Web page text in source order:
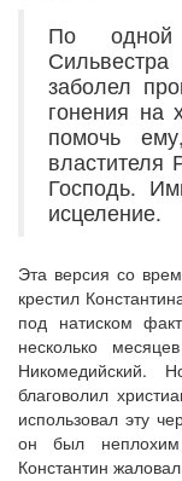
По одной
заболел
гонения на
помочь
властителя
Господь.
исцеление.
Эта версия со
крестил
под натиском
несколько
Никомедийский.
благоволил
использовал эту
он был неплохим
Константин